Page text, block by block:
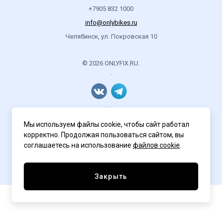
11 Система Octopus Pro Lite 130 HT 46T
13 Педали Octopus Light
19 Подседельный штырь Octopus Carbo 27.2
20 Зажим Octopus
21 Вынос Octopus Track 31.8
23 Рулевая Octopus на промышленных подшипниках
+7905 832 1000
info@onlybikes.ru
Челябинск, ул. Покровская 10
© 2026 ONLYFIX.RU.
.
Политика конфиденциальности
Мы используем файлы cookie, чтобы сайт работал
корректно. Продолжая пользоваться сайтом, вы
соглашаетесь на использование файлов cookie
Закрыть